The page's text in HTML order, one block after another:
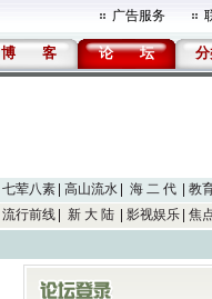
广告服务
博 客 论 坛
七荤八素 高山流水 海 二 代 教
流行前线 新 大 陆 影视娱乐 焦